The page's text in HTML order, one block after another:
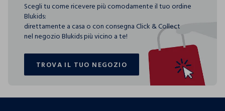
Scegli tu come ricevere più comodamente il tuo ordine
Blukids:
direttamente a casa o con consegna Click & Collect
nel negozio Blukids più vicino a te!
TROVA IL TUO NEGOZIO
TROVA IL TUO NEGOZIO